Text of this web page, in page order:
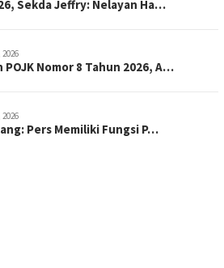
Sekda Jeffry: Nelayan Ha…
POJK Nomor 8 Tahun 2026, A…
Pers Memiliki Fungsi P…